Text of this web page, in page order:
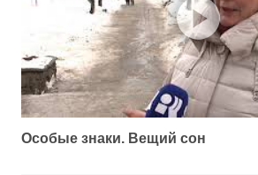
Особые знаки. Вещий сон